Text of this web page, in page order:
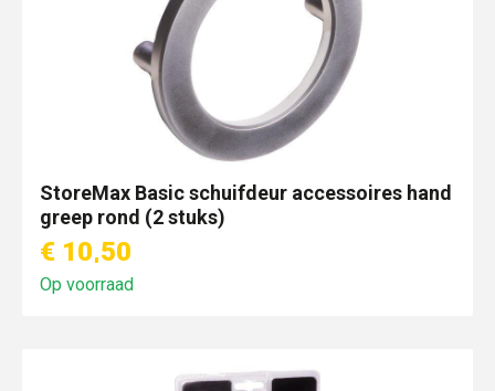
StoreMax Basic schuifdeur accessoires hand
greep rond (2 stuks)
€ 10,50
Op voorraad